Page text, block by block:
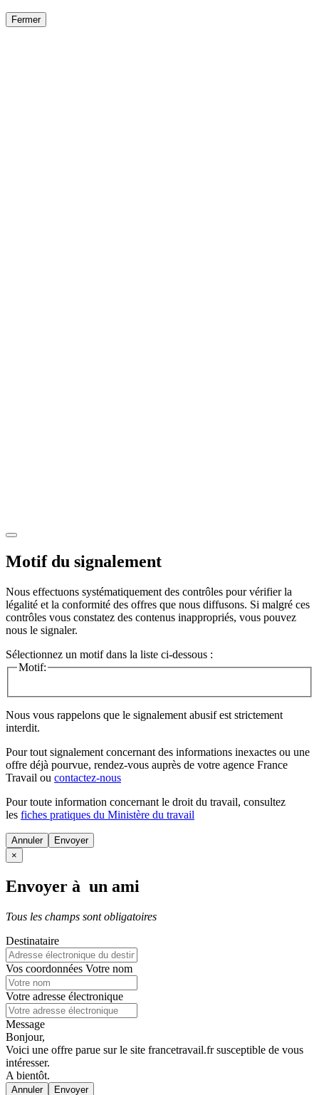
Fermer
Motif du signalement
Nous effectuons systématiquement des contrôles pour vérifier la
légalité et la conformité des offres que nous diffusons. Si malgré ces
contrôles vous constatez des contenus inappropriés, vous pouvez
nous le signaler.
Sélectionnez un motif dans la liste ci-dessous :
Motif:
Nous vous rappelons que le signalement abusif est strictement
interdit.
Pour tout signalement concernant des informations inexactes ou une
offre déjà pourvue, rendez-vous auprès de votre agence France
Travail ou contactez-nous
Pour toute information concernant le droit du travail, consultez
les fiches pratiques du Ministère du travail
Annuler
×
Envoyer à un ami
Tous les champs sont obligatoires
Destinataire
Vos coordonnées Votre nom
Votre adresse électronique
Message
Bonjour,
Voici une offre parue sur le site francetravail.fr susceptible de vous
intéresser.
A bientôt.
Annuler